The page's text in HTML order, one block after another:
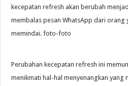
kecepatan refresh akan berubah
membalas pesan WhatsApp dari orang
memindai. foto-foto
Perubahan kecepatan refresh ini
menikmati hal-hal menyenangkan yang